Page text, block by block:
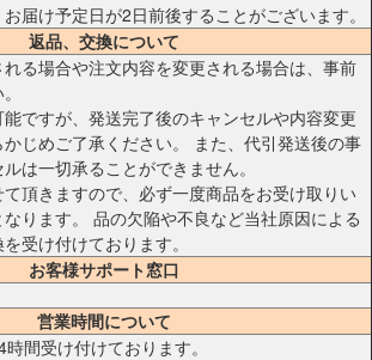
届け予定日が2日前後することがございます。
返品、交換について
る場合や注文内容を変更される場合は、事前
ですが、発送完了後のキャンセルや内容変更
じめご了承ください。 また、代引発送後の事
は一切承ることができません。
頂きますので、必ず一度商品をお受け取りい
ります。 品の欠陥や不良など当社原因による
受け付けております。
お客様サポート窓口
営業時間について
間受け付けております。